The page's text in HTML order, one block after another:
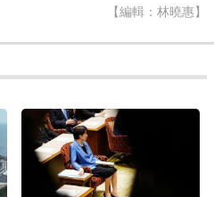
【編輯：林曉惠】